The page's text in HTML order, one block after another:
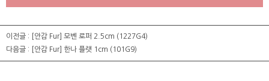
이전글 :
[안감 Fur] 모벤 로퍼 2.5cm (1227G4)
다음글 :
[안감 Fur] 한나 플랫 1cm (101G9)